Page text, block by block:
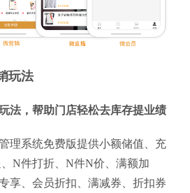
玩法
法，帮助门店轻松去库存提业绩
理系统免费版提供小额储值、充
N件打折、N件N价、满额加
享、会员折扣、满减券、折扣券